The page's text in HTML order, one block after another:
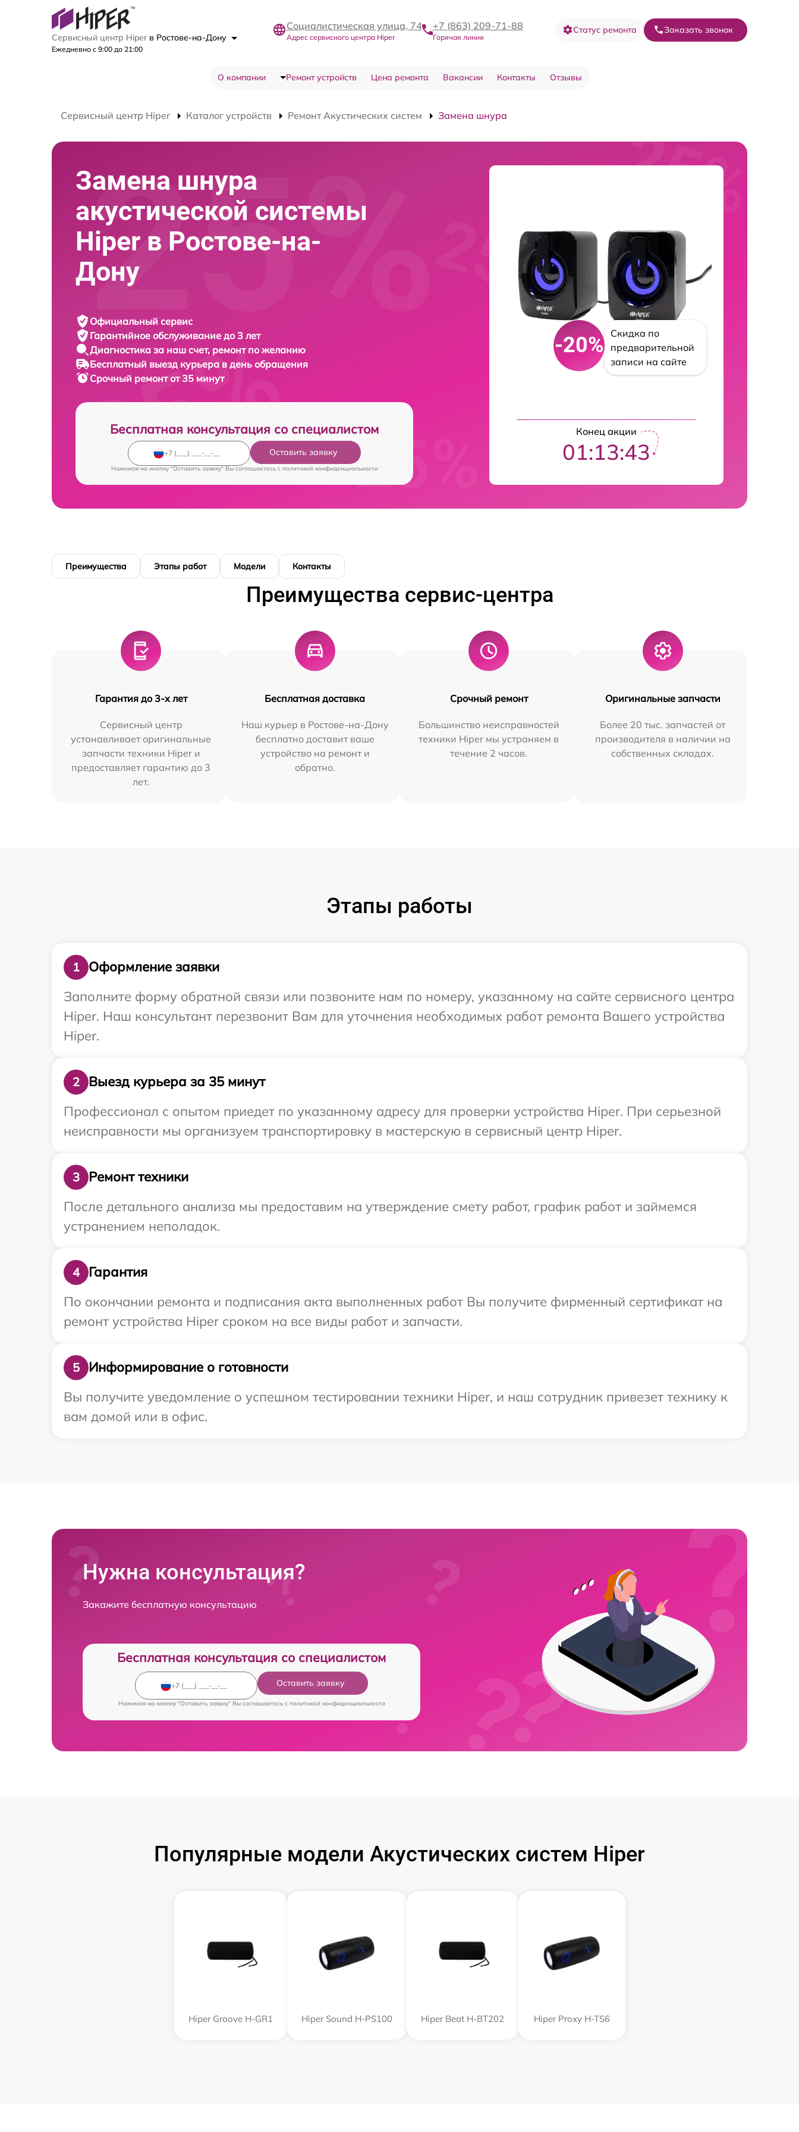
Сервисный центр Hiper в Ростове-на-Дону
Ежедневно с 9:00 до 21:00
Социалистическая улица, 74
Адрес сервисного центра Hiper
+7 (863) 209-71-88
Горячая линия
Статус ремонта Заказать звонок
О компании Ремонт устройств Цена ремонта Вакансии Контакты Отзывы
Сервисный центр Hiper Каталог устройств Ремонт Акустических систем Замена шнура
Замена шнура
акустической системы
Hiper в Ростове-на-
Дону
Официальный сервис
Гарантийное обслуживание до 3 лет
Диагностика за наш счет, ремонт по желанию
Бесплатный выезд курьера в день обращения
Срочный ремонтот 35 минут
Бесплатная консультация со специалистом
Оставить заявку
Нажимая на кнопку "Оставить заявку" Вы соглашаетесь c политикой конфиденциальности
-20%
Скидка по
предварительной
записи на сайте
Конец акции
01:13:41
Преимущества Этапы работ Модели Контакты
Преимущества сервис-центра
Гарантия до 3-х лет
Сервисный центр
устанавливает оригинальные
запчасти техники Hiper и
предоставляет гарантию до 3
лет.
Бесплатная доставка
Наш курьер в Ростове-на-Дону
бесплатно доставит ваше
устройство на ремонт и
обратно.
Срочный ремонт
Большинство неисправностей
техники Hiper мы устраняем в
течение 2 часов.
Оригинальные запчасти
Более 20 тыс. запчастей от
производителя в наличии на
собственных складах.
Этапы работы
1
Оформление заявки
Заполните форму обратной связи или позвоните нам по номеру, указанному на сайте сервисного центра
Hiper. Наш консультант перезвонит Вам для уточнения необходимых работ ремонта Вашего устройства
Hiper.
2
Выезд курьера за 35 минут
Профессионал с опытом приедет по указанному адресу для проверки устройства Hiper. При серьезной
неисправности мы организуем транспортировку в мастерскую в сервисный центр Hiper.
3
Ремонт техники
После детального анализа мы предоставим на утверждение смету работ, график работ и займемся
устранением неполадок.
4
Гарантия
По окончании ремонта и подписания акта выполненных работ Вы получите фирменный сертификат на
ремонт устройства Hiper сроком на все виды работ и запчасти.
5
Информирование о готовности
Вы получите уведомление о успешном тестировании техники Hiper, и наш сотрудник привезет технику к
вам домой или в офис.
Нужна консультация?
Закажите бесплатную консультацию
Бесплатная консультация со специалистом
Оставить заявку
Нажимая на кнопку "Оставить заявку" Вы соглашаетесь c политикой конфиденциальности
Популярные модели Акустических систем Hiper
Hiper Groove H-GR1 Hiper Sound H-PS100 Hiper Beat H-BT202 Hiper Proxy H-TS6